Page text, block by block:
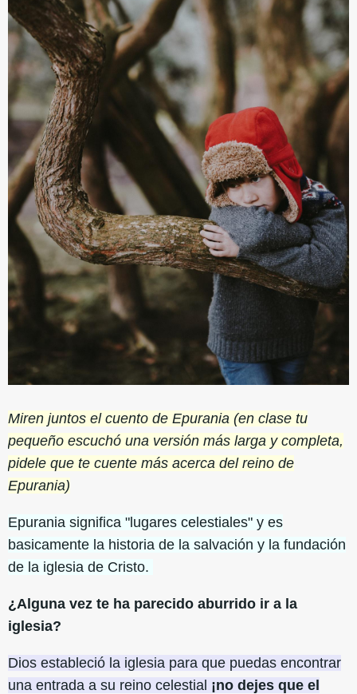
Miren juntos el cuento de Epurania (en clase tu
pequeño escuchó una versión más larga y completa,
pidele que te cuente más acerca del reino de
Epurania)
Epurania significa "lugares celestiales" y es
basicamente la historia de la salvación y la fundación
de la iglesia de Cristo.
¿Alguna vez te ha parecido aburrido ir a la
iglesia?
Dios estableció la iglesia para que puedas encontrar
una entrada a su reino celestial ¡no dejes que el